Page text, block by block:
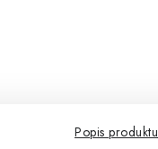
Popis produktu